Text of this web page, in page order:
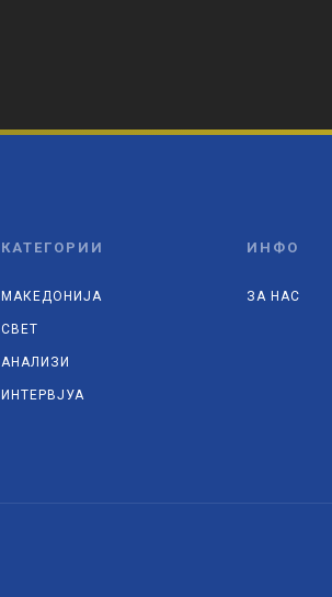
КАТЕГОРИИ
МАКЕДОНИЈА
СВЕТ
АНАЛИЗИ
ИНТЕРВЈУА
ИНФО
ЗА НАС